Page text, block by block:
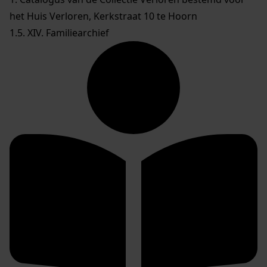
het Huis Verloren, Kerkstraat 10 te Hoorn
1.5. XIV. Familiearchief